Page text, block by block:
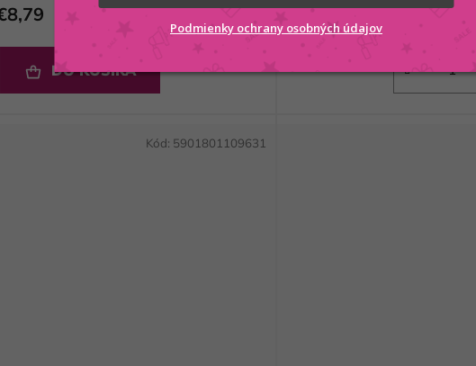
DO KOŠÍKA
Kód: 5901801109631
Podmienky ochrany osobných údajov